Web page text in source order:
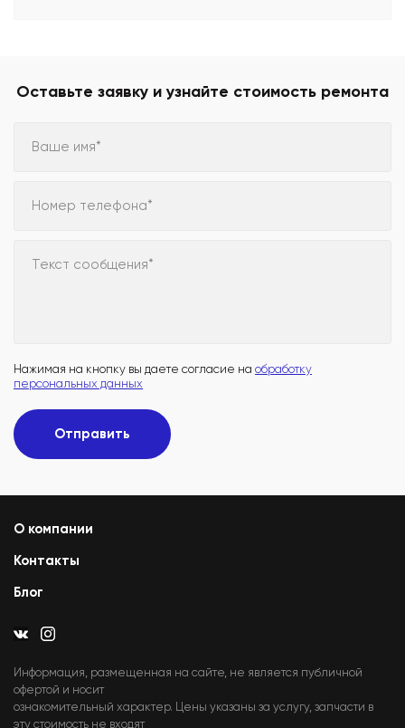
Оставьте заявку и узнайте стоимость ремонта
Ваше имя*
Номер телефона*
Текст сообщения*
Нажимая на кнопку вы даете согласие на обработку
персональных данных
Отправить
О компании
Контакты
Блог
Информация, размещенная на сайте, не является публичной
офертой и носит
ознакомительный характер. Цены указаны за услугу, запчасти в
эту стоимость не входят